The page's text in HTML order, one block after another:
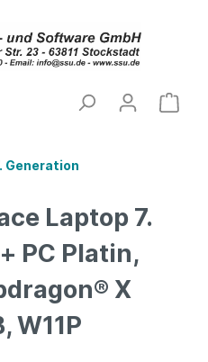
Generation
Laptop 7.
PC Platin,
X
W11P